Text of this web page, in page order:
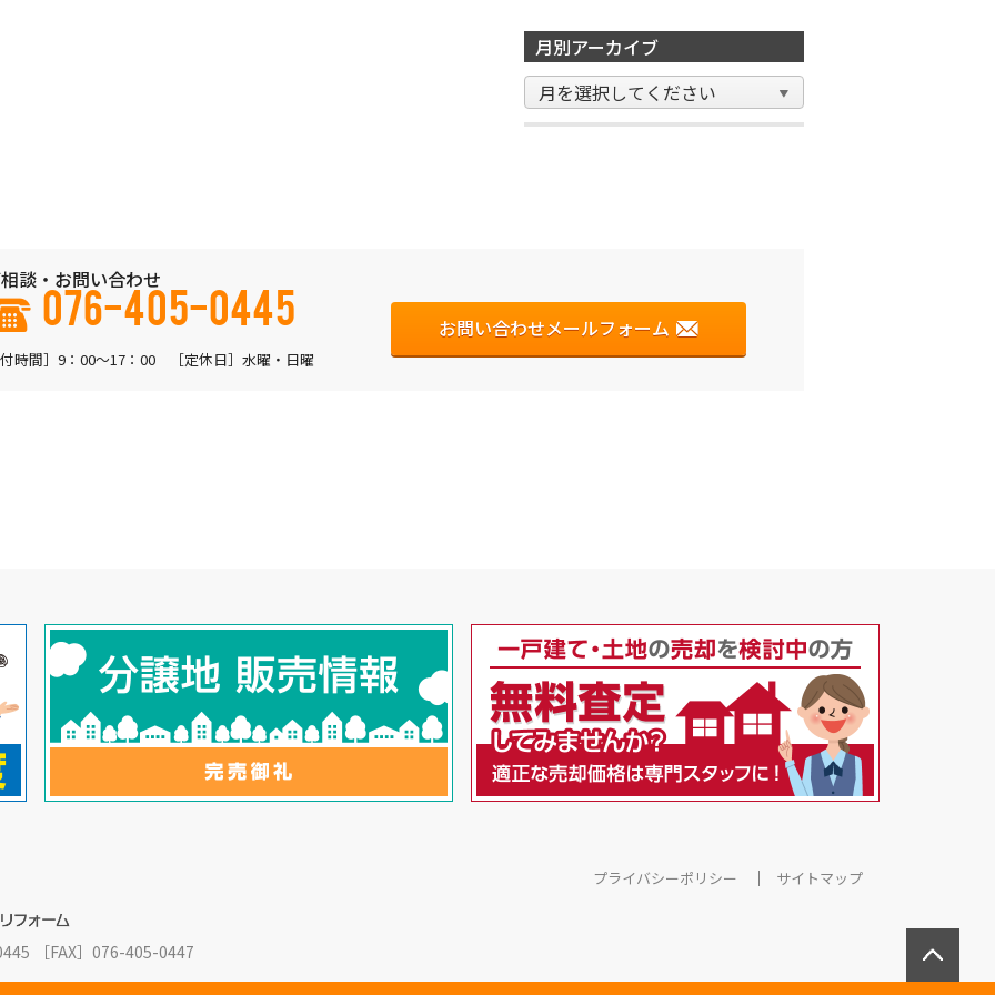
月別アーカイブ
談・お問い合わせ
076-405-0445
時間］9：00〜17：00 ［定休日］水曜・日曜
お問い合わせメールフォーム
［FAX］076-405-0447
プライバシーポリシー サイトマップ